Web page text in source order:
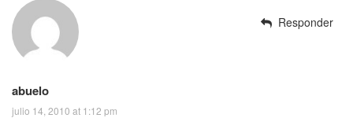
abuelo
julio 14, 2010 at 1:12 pm
Responder